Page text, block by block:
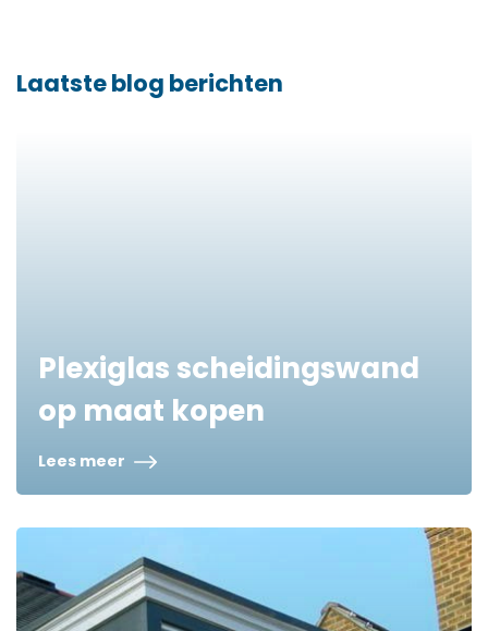
Laatste blog berichten
Plexiglas scheidingswand
op maat kopen
Lees meer